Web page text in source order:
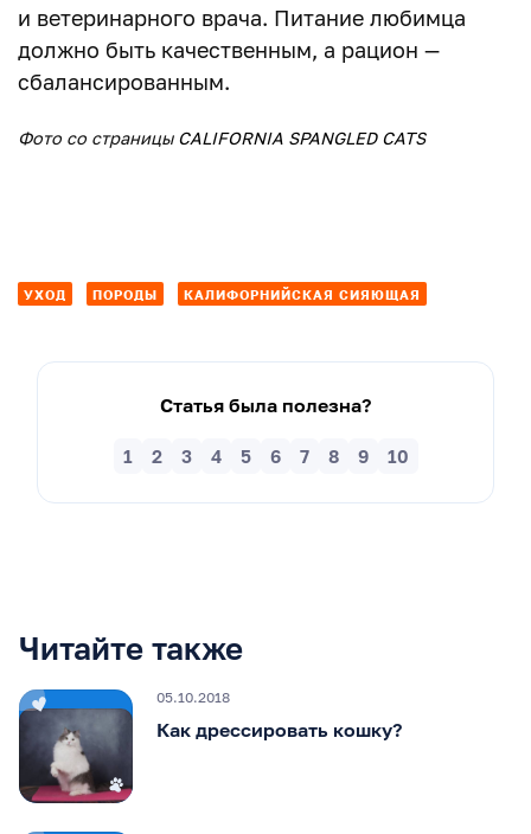
и ветеринарного врача. Питание любимца
должно быть качественным, а рацион —
сбалансированным.
Фото со страницы CALIFORNIA SPANGLED CATS
УХОД ПОРОДЫ КАЛИФОРНИЙСКАЯ СИЯЮЩАЯ
Статья была полезна?
10
9
8
7
6
5
4
3
2
1
Читайте также
05.10.2018
Как дрессировать кошку?